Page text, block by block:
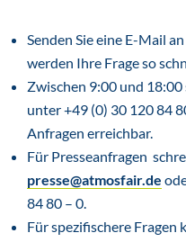
Senden Sie eine E-Mail an
werden Ihre Frage so
Zwischen 9:00 und
unter +49 (0) 30 120 84
Anfragen erreichbar.
Für Presseanfragen
presse@atmosfair.de
84 80 – 0.
Für spezifischere Fragen